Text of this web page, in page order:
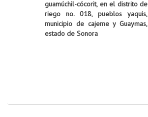
guamúchil-cócorit, en el distrito de
riego no. 018, pueblos yaquis,
municipio de cajeme y Guaymas,
estado de Sonora